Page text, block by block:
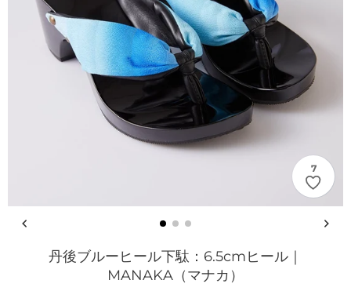
7
丹後ブルーヒール下駄：6.5cmヒール｜
MANAKA（マナカ）